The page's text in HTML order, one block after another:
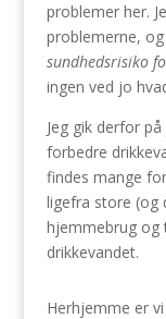
problemer her.
problemerne,
sundhedsrisiko
ingen ved jo
Jeg gik derfor
forbedre
findes mange
ligefra store (og
hjemmebrug og
drikkevandet.
Herhjemme er